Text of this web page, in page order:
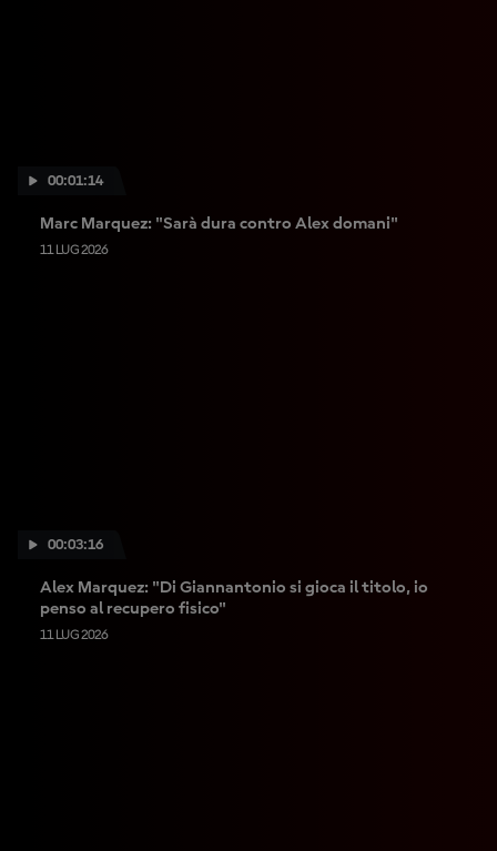
00:01:14
Marc Marquez: "Sarà dura contro Alex domani"
11 LUG 2026
00:03:16
Alex Marquez: "Di Giannantonio si gioca il titolo, io
penso al recupero fisico"
11 LUG 2026